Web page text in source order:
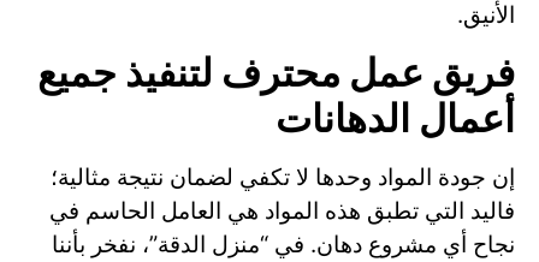
الأنيق.
فريق عمل محترف لتنفيذ جميع
أعمال الدهانات
إن جودة المواد وحدها لا تكفي لضمان نتيجة مثالية؛
فاليد التي تطبق هذه المواد هي العامل الحاسم في
نجاح أي مشروع دهان. في “منزل الدقة”، نفخر بأننا